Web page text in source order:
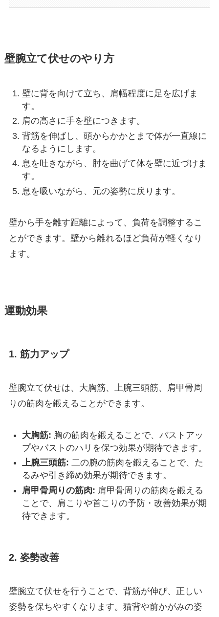
壁腕立て伏せのやり方
壁に背を向けて立ち、肩幅程度に足を広げま
す。
肩の高さに手を壁につきます。
背筋を伸ばし、頭からかかとまで体が一直線に
なるようにします。
息を吐きながら、肘を曲げて体を壁に近づけま
す。
息を吸いながら、元の姿勢に戻ります。
壁から手を離す距離によって、負荷を調整するこ
とができます。壁から離れるほど負荷が軽くなり
ます。
運動効果
1. 筋力アップ
壁腕立て伏せは、大胸筋、上腕三頭筋、肩甲骨周
りの筋肉を鍛えることができます。
大胸筋: 胸の筋肉を鍛えることで、バストアッ
プやバストのハリを保つ効果が期待できます。
上腕三頭筋: 二の腕の筋肉を鍛えることで、た
るみや引き締め効果が期待できます。
肩甲骨周りの筋肉: 肩甲骨周りの筋肉を鍛える
ことで、肩こりや首こりの予防・改善効果が期
待できます。
2. 姿勢改善
壁腕立て伏せを行うことで、背筋が伸び、正しい
姿勢を保ちやすくなります。猫背や前かがみの姿